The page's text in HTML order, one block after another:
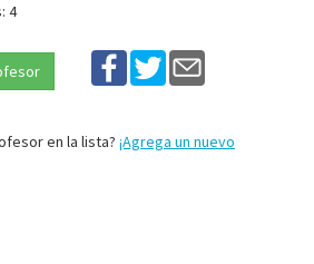
4
en la lista? ¡Agrega un nuevo